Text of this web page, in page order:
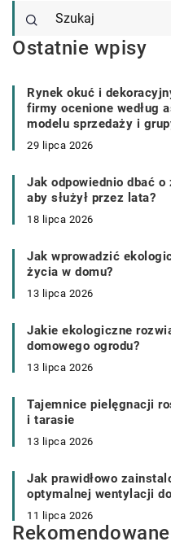
Ostatnie wpisy
Rynek okuć i
firmy ocenione według
modelu sprzedaży i
29 lipca 2026
Jak odpowiednio dbać
aby służył przez lata?
18 lipca 2026
Jak wprowadzić
życia w domu?
13 lipca 2026
Jakie ekologiczne
domowego ogrodu?
13 lipca 2026
Tajemnice pielęgnacji
i tarasie
13 lipca 2026
Jak prawidłowo
optymalnej wentylacji
11 lipca 2026
Rekomendowane